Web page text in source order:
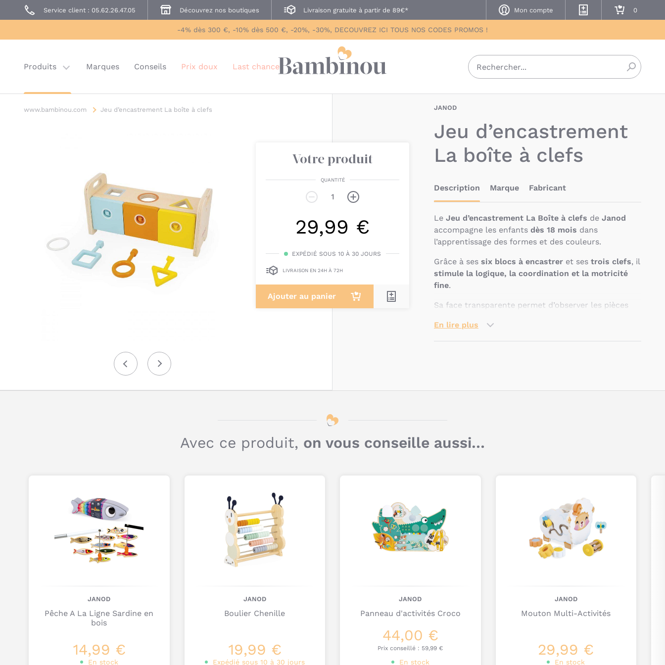
Service client : 05.62.26.47.05 Découvrez nos boutiques Livraison gratuite à partir de 89€* Mon compte
Mes listes de naissance
Mon panier
-4% dès 300 €, -10% dès 500 €, -20%, -30%, DECOUVREZ ICI TOUS NOS CODES PROMOS !
Produits
Prêt à Porter
Last chance
Marques Conseils Prix doux Last chance
www.bambinou.com Jeu d’encastrement La boîte à clefs
PrécédentSuivant
JANOD
Jeu d’encastrement
La boîte à clefs
Votre produit
QUANTITÉ
29,99 €
EXPÉDIÉ SOUS 10 À 30 JOURS
LIVRAISON EN 24H À 72H
Ajouter au panier
Description Marque Fabricant
Le Jeu d’encastrement La Boîte à clefs de Janod
accompagne les enfants dès 18 mois dans
l’apprentissage des formes et des couleurs.
Grâce à ses six blocs à encastrer et ses trois clefs, il
stimule la logique, la coordination et la motricité
fine.
Sa face transparente permet d’observer les pièces
Quelles sont les
clefs de Janod ?
formes, et merisier pour les cubes), plastique
En lire plus
Titre
Avec ce produit, on vous conseille aussi…
JANOD
Pêche A La Ligne Sardine en
bois
14,99 €
En stock
JANOD
Boulier Chenille
19,99 €
Expédié sous 10 à 30 jours
JANOD
Panneau d'activités Croco
44,00 €
Prix conseillé : 59,99 €
En stock
JANOD
Mouton Multi-Activités
29,99 €
En stock